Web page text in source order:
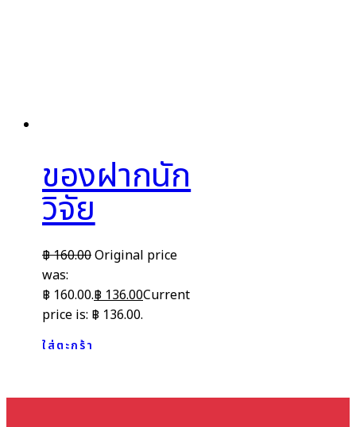
ของฝากนัก
วิจัย
฿160.00Original price
was:
฿ 160.00.฿ 136.00Current
price is: ฿ 136.00.
ใส่ตะกร้า